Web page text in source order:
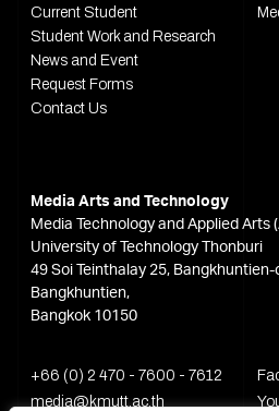
Current Student
Student Work and Research
News and Event
Request Forms
Contact Us
Media Arts and Technology
Media Technology and Applied Arts
University of Technology Thonburi
49 Soi Teinthalay 25,
Bangkhuntien,
Bangkok 10150
+66 (0) 2 470 - 7600 - 7612
media@kmutt.ac.th